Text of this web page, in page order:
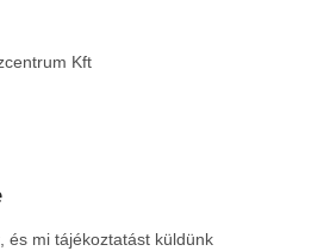
mKft
és mi tájékoztatást küldünk